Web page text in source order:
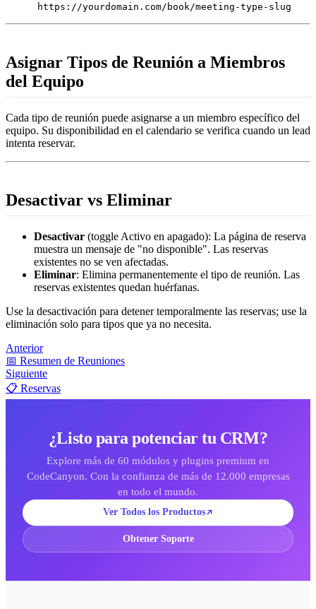
https://yourdomain.com/book/meeting-type-slug
Asignar Tipos de Reunión a Miembros
del Equipo
Cada tipo de reunión puede asignarse a un miembro específico del
equipo. Su disponibilidad en el calendario se verifica cuando un lead
intenta reservar.
Desactivar vs Eliminar
Desactivar (toggle Activo en apagado): La página de reserva
muestra un mensaje de "no disponible". Las reservas
existentes no se ven afectadas.
Eliminar: Elimina permanentemente el tipo de reunión. Las
reservas existentes quedan huérfanas.
Use la desactivación para detener temporalmente las reservas; use la
eliminación solo para tipos que ya no necesita.
Anterior
📅 Resumen de Reuniones
Siguiente
📋 Reservas
¿Listo para potenciar tu CRM?
Explore más de 60 módulos y plugins premium en
CodeCanyon. Con la confianza de más de 12.000 empresas
en todo el mundo.
Ver Todos los Productos
Obtener Soporte